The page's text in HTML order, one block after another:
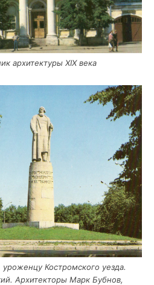
архи­тек­ту­ры XIX века
Костром­ско­го уез­да.
Архи­тек­то­ры Марк Буб­нов,